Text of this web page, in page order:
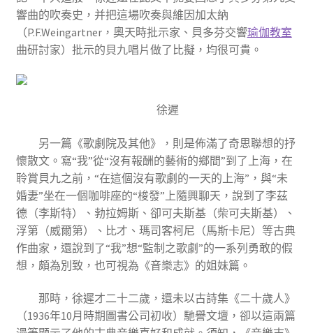
響曲的吹奏史，并把這場吹奏與維因加太納
（P.F.Weingartner，奧天時批示家、貝多芬交響瑜伽教室
曲研討家）批示的貝九唱片做了比擬，均很可貴。
徐遲
另一篇《歌劇院及其他》，則是佈滿了奇思聯想的抒
懷散文。寫“我”從“沒有報酬的藝術的鄉間”到了上海，在
聆賞貝九之前，“在這個沒有歌劇的一天的上海”，與“未
婚妻”坐在一個咖啡座的“梭發”上隨興聊天，說到了李茲
德（李斯特）、勃拉姆斯、卻可夫斯基（柴可夫斯基）、
浮第（威爾第）、比才、瑪司客柯尼（馬斯卡尼）等古典
作曲家，還說到了“我”想“監制之歌劇”的一系列勇敢的假
想，頗為別致，也可視為《音樂志》的姐妹篇。
那時，徐遲才二十二歲，還未以古詩集《二十歲人》
（1936年10月時期圖書公司初收）馳譽文壇，卻以這兩篇